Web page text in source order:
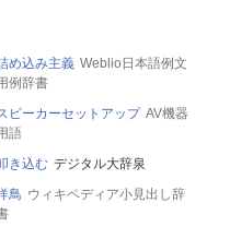
め込み主義 Weblio日本語例文
例辞書
ピーカーセットアップ AV機器
語
き込む デジタル大辞泉
鳥 ウィキペディア小見出し辞